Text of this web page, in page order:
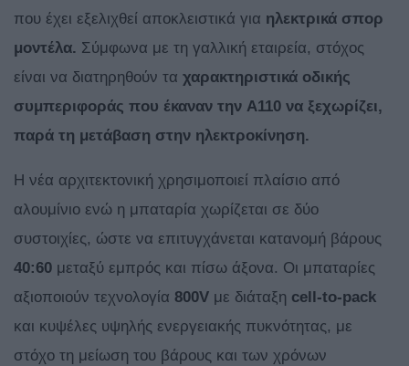
που έχει εξελιχθεί αποκλειστικά για ηλεκτρικά σπορ
μοντέλα. Σύμφωνα με τη γαλλική εταιρεία, στόχος
είναι να διατηρηθούν τα χαρακτηριστικά οδικής
συμπεριφοράς που έκαναν την A110 να ξεχωρίζει,
παρά τη μετάβαση στην ηλεκτροκίνηση.
Η νέα αρχιτεκτονική χρησιμοποιεί πλαίσιο από
αλουμίνιο ενώ η μπαταρία χωρίζεται σε δύο
συστοιχίες, ώστε να επιτυγχάνεται κατανομή βάρους
40:60 μεταξύ εμπρός και πίσω άξονα. Οι μπαταρίες
αξιοποιούν τεχνολογία 800V με διάταξη cell-to-pack
και κυψέλες υψηλής ενεργειακής πυκνότητας, με
στόχο τη μείωση του βάρους και των χρόνων